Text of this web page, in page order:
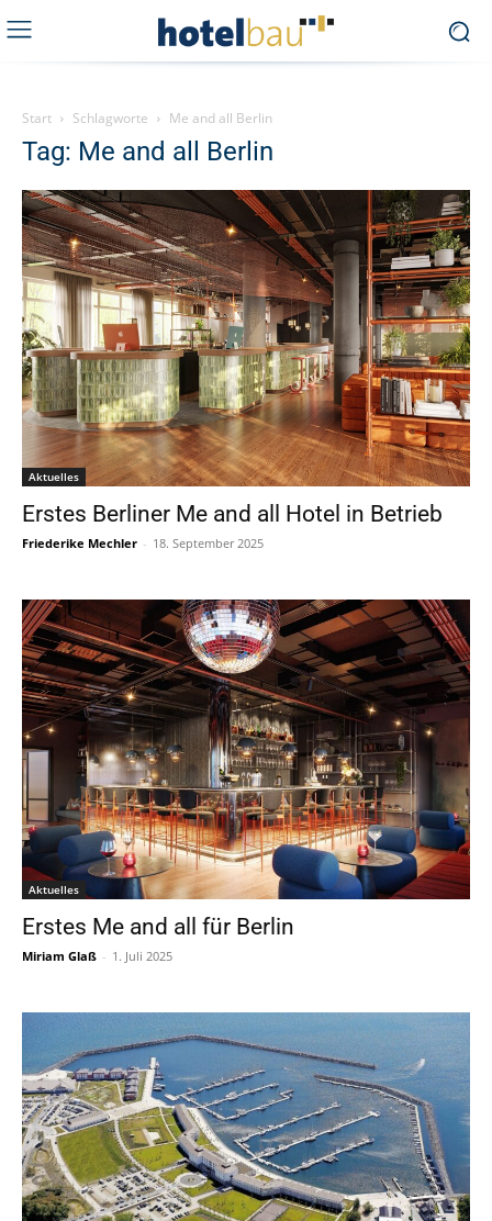
Start Schlagworte Me and all Berlin
Tag: Me and all Berlin
Aktuelles
Erstes Berliner Me and all Hotel in Betrieb
Friederike Mechler - 18. September 2025
Aktuelles
Erstes Me and all für Berlin
Miriam Glaß - 1. Juli 2025